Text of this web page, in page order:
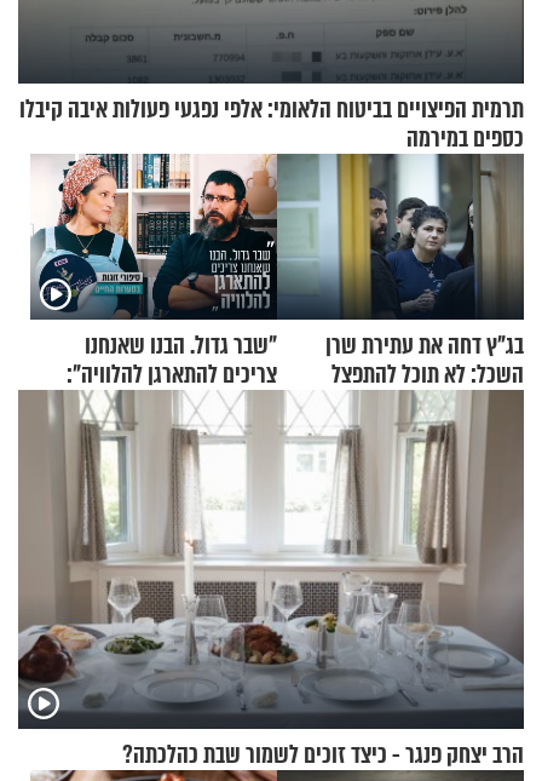
תרמית הפיצויים בביטוח הלאומי: אלפי נפגעי פעולות איבה קיבלו
כספים במירמה
בג"ץ דחה את עתירת שרן
השכל: לא תוכל להתפצל
מהליכוד
"שבר גדול. הבנו שאנחנו
צריכים להתארגן להלוויה":
זוגיות במבחן, הפעם עם מרים
וגד דנינו
הרב יצחק פנגר - כיצד זוכים לשמור שבת כהלכתה?